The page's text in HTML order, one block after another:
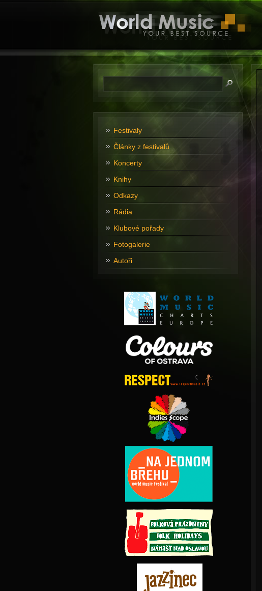
Festivaly
Články z festivalů
Koncerty
Knihy
Odkazy
Rádia
Klubové pořady
Fotogalerie
Autoři